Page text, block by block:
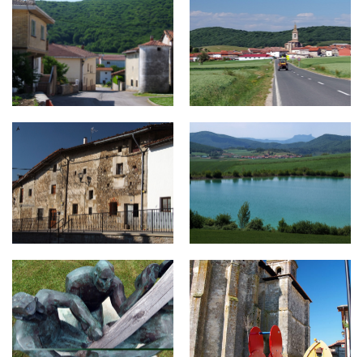
sv6.jpg sv7.jpg
sv8.jpg sv9-702x1030.jpg